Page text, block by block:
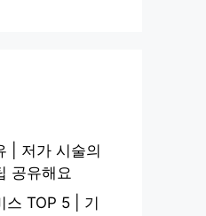
| 저가 시술의
공유해요
스 TOP 5 | 기